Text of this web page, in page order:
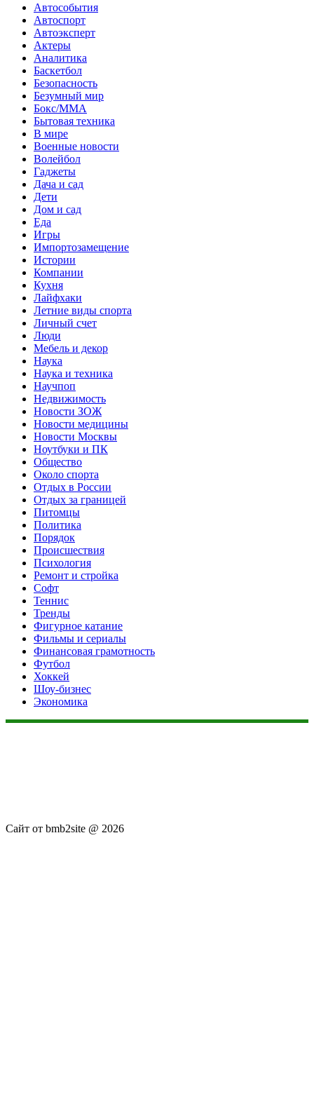
Автособытия
Автоспорт
Автоэксперт
Актеры
Аналитика
Баскетбол
Безопасность
Безумный мир
Бокс/MMA
Бытовая техника
В мире
Военные новости
Волейбол
Гаджеты
Дача и сад
Дети
Дом и сад
Еда
Игры
Импортозамещение
Истории
Компании
Кухня
Лайфхаки
Летние виды спорта
Личный счет
Люди
Мебель и декор
Наука
Наука и техника
Научпоп
Недвижимость
Новости ЗОЖ
Новости медицины
Новости Москвы
Ноутбуки и ПК
Общество
Около спорта
Отдых в России
Отдых за границей
Питомцы
Политика
Порядок
Происшествия
Психология
Ремонт и стройка
Софт
Теннис
Тренды
Фигурное катание
Фильмы и сериалы
Финансовая грамотность
Футбол
Хоккей
Шоу-бизнес
Экономика
Сайт от bmb2site @ 2026